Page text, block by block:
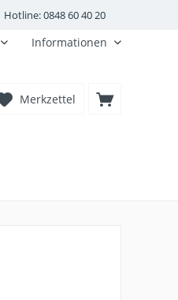
Hotline: 0848 60 40 20
DE Informationen
Merkzettel